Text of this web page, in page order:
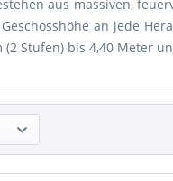
aus massiven,
an jede
(2 Stufen) bis 4,40 Meter